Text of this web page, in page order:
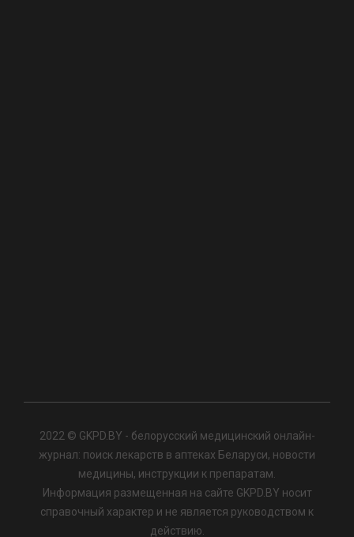
2022 © GKPD.BY - белорусский медицинский онлайн-
журнал: поиск лекарств в аптеках Беларуси, новости
медицины, инструкции к препаратам.
Информация размещенная на сайте GKPD.BY носит
справочный характер и не является руководством к
действию.